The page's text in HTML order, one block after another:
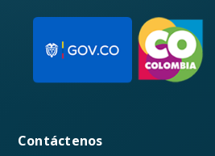
Contáctenos